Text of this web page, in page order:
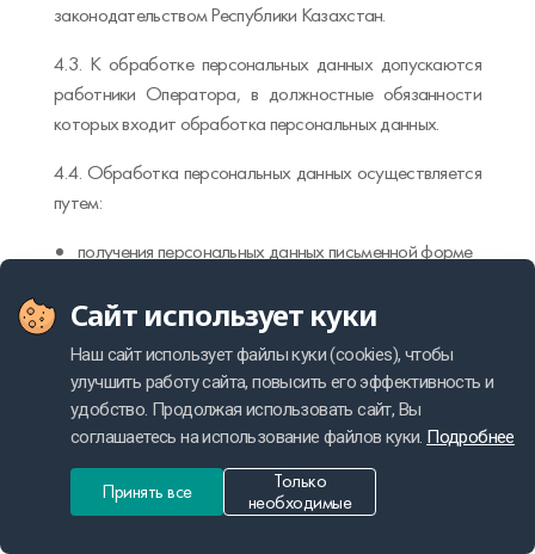
Сайт использует куки
Наш сайт использует файлы куки (cookies), чтобы
улучшить работу сайта, повысить его эффективность и
удобство. Продолжая использовать сайт, Вы
соглашаетесь на использование файлов куки. Подробнее
Принять все
Только
необходимые
законодательством Республики Казахстан.
4.3. К обработке персональных данных допускаются
работники Оператора, в должностные обязанности
которых входит обработка персональных данных.
4.4. Обработка персональных данных осуществляется
путем:
получения персональных данных письменной форме
данных;
получения персональных данных из общедоступных
источников;
внесения персональных данных в журналы, реестры
и информационные системы Оператора;
использования иных способов обработки